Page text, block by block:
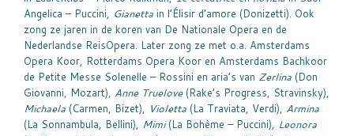
Angelica – Puccini, Gianetta in l’Élisir d’amore (Donizetti). Ook
zong ze jaren in de koren van De Nationale Opera en de
Nederlandse ReisOpera. Later zong ze met o.a. Amsterdams
Opera Koor, Rotterdams Opera Koor en Amsterdams Bachkoor
de Petite Messe Solenelle – Rossini en aria’s van Zerlina (Don
Giovanni, Mozart), Anne Truelove(Rake’s Progress, Stravinsky),
Michaela (Carmen, Bizet), Violetta (La Traviata, Verdi), Armina
(La Sonnambula, Bellini), Mimi(La Bohème – Puccini), Leonora